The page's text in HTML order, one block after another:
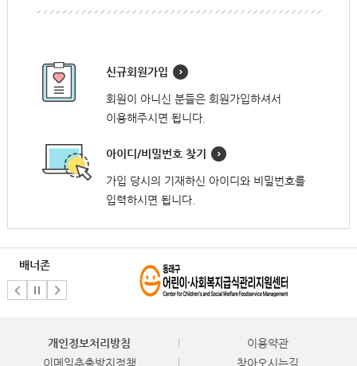
신규회원가입
회원이 아니신 분들은 회원가입하셔서
이용해주시면 됩니다.
아이디/비밀번호 찾기
가입 당시의 기재하신 아이디와 비밀번호를
입력하시면 됩니다.
배너존
개인정보처리방침
이용약관
이메일추출방지정책
찾아오시는길